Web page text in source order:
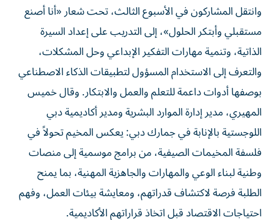
وانتقل المشاركون في الأسبوع الثالث، تحت شعار «أنا أصنع
مستقبلي وأبتكر الحلول»، إلى التدريب على إعداد السيرة
الذاتية، وتنمية مهارات التفكير الإبداعي وحل المشكلات،
والتعرف إلى الاستخدام المسؤول لتطبيقات الذكاء الاصطناعي
بوصفها أدوات داعمة للتعلم والعمل والابتكار. وقال خميس
المهيري، مدير إدارة الموارد البشرية ومدير أكاديمية دبي
اللوجستية بالإنابة في جمارك دبي: يعكس المخيم تحولاً في
فلسفة المخيمات الصيفية، من برامج موسمية إلى منصات
وطنية لبناء الوعي والمهارات والجاهزية المهنية، بما يمنح
الطلبة فرصة لاكتشاف قدراتهم، ومعايشة بيئات العمل، وفهم
احتياجات الاقتصاد قبل اتخاذ قراراتهم الأكاديمية.